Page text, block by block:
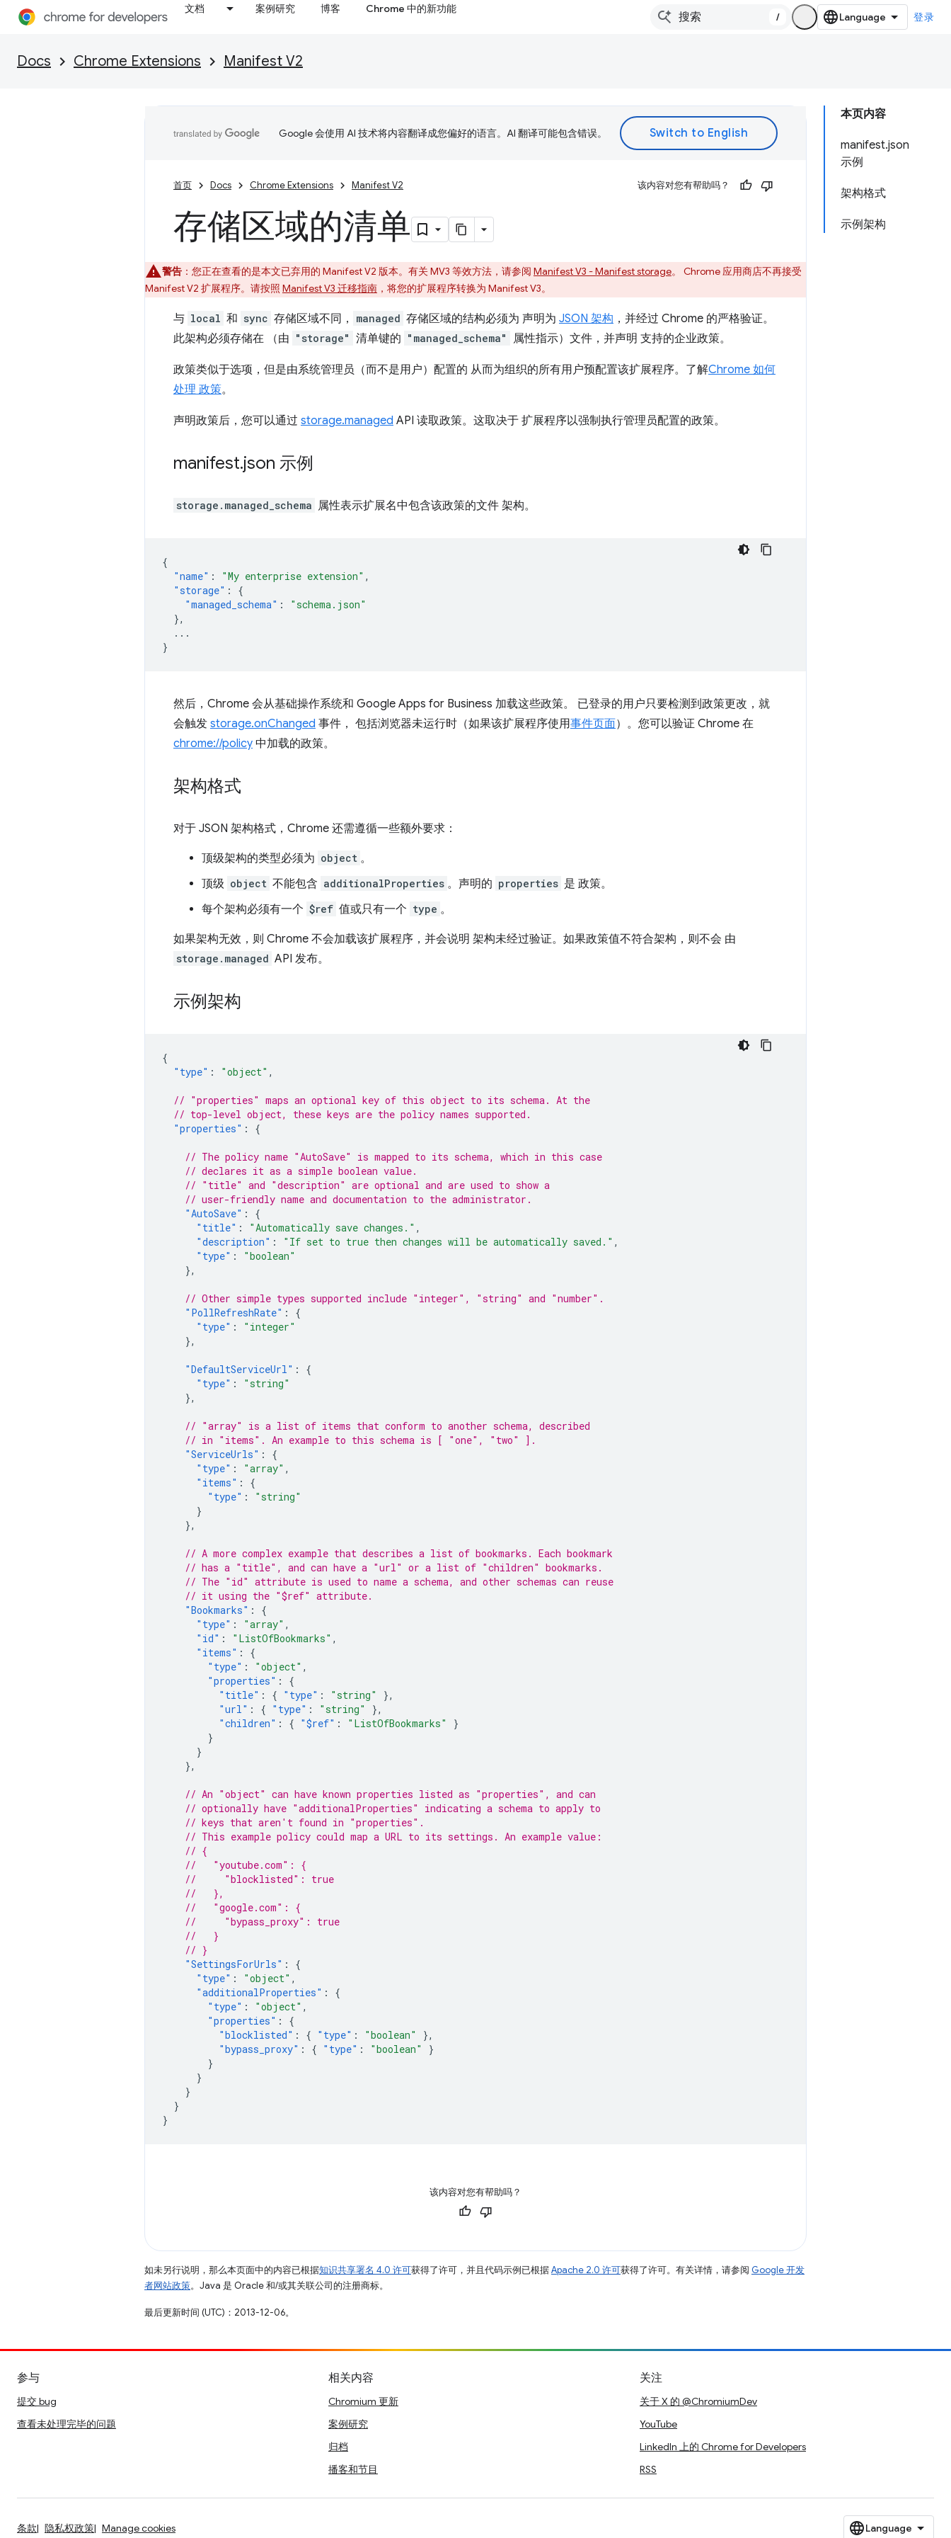
文档 案例研究 博客 Chrome 中的新功能
/ 登录
Docs Chrome Extensions Manifest V2
本页内容
manifest.json
示例
架构格式
示例架构
Google 会使用 AI 技术将内容翻译成您偏好的语言。AI 翻译可能包含错误。
首页 Docs Chrome Extensions Manifest V2 该内容对您有帮助吗？
存储区域的清单
警告 ：您正在查看的是本文已弃用的 Manifest V2 版本。有关 MV3 等效方法，请参阅 Manifest V3 - Manifest storage。 Chrome 应用商店不再接受
Manifest V2 扩展程序。请按照 Manifest V3 迁移指南 ，将您的扩展程序转换为 Manifest V3。
与 local 和 sync 存储区域不同， managed 存储区域的结构必须为 声明为 JSON 架构 ，并经过 Chrome 的严格验证。
此架构必须存储在 （由 "storage" 清单键的 "managed_schema" 属性指示）文件，并声明 支持的企业政策。
政策类似于选项，但是由系统管理员（而不是用户）配置的 从而为组织的所有用户预配置该扩展程序。了解Chrome 如何
处理 政策。
声明政策后，您可以通过 storage.managed API 读取政策。这取决于 扩展程序以强制执行管理员配置的政策。
manifest.json 示例
storage.managed_schema 属性表示扩展名中包含该政策的文件 架构。
{
"name" : "My enterprise extension" ,
"storage" :
{
"managed_schema" :
"schema.json"
},
...
}
然后，Chrome 会从基础操作系统和 Google Apps for Business 加载这些政策。 已登录的用户只要检测到政策更改，就
会触发 storage.onChanged 事件， 包括浏览器未运行时（如果该扩展程序使用事件页面）。您可以验证 Chrome 在
chrome://policy 中加载的政策。
架构格式
对于 JSON 架构格式，Chrome 还需遵循一些额外要求：
顶级架构的类型必须为 object 。
顶级 object 不能包含 additionalProperties 。声明的 properties 是 政策。
每个架构必须有一个 $ref 值或只有一个 type 。
如果架构无效，则 Chrome 不会加载该扩展程序，并会说明 架构未经过验证。如果政策值不符合架构，则不会 由
storage.managed API 发布。
示例架构
{
"type" : "object" ,
// "properties" maps an optional key of this object to its schema. At the
// top-level object, these keys are the policy names supported.
"properties" : {
// The policy name "AutoSave" is mapped to its schema, which in this case
// declares it as a simple boolean value.
// "title" and "description" are optional and are used to show a
// user-friendly name and documentation to the administrator.
"AutoSave" :
{
"title" : "Automatically save changes." ,
"description" : "If set to true then changes will be automatically saved." ,
"type" :
"boolean"
},
// Other simple types supported include "integer", "string" and "number".
"PollRefreshRate" :
{
"type" :
"integer"
},
"DefaultServiceUrl" :
{
"type" :
"string"
},
// "array" is a list of items that conform to another schema, described
// in "items". An example to this schema is [ "one", "two" ].
"ServiceUrls" :
{
"type" : "array" ,
"items" :
{
"type" :
"string"
}
},
// A more complex example that describes a list of bookmarks. Each bookmark
// has a "title", and can have a "url" or a list of "children" bookmarks.
// The "id" attribute is used to name a schema, and other schemas can reuse
// it using the "$ref" attribute.
"Bookmarks" :
{
"type" : "array" ,
"id" : "ListOfBookmarks" ,
"items" :
{
"type" : "object" ,
"properties" :
{
"title" : { "type" : "string"
},
"url" : { "type" : "string"
},
"children" : { "$ref" : "ListOfBookmarks"
}
}
}
},
// An "object" can have known properties listed as "properties", and can
// optionally have "additionalProperties" indicating a schema to apply to
// keys that aren't found in "properties".
// This example policy could map a URL to its settings. An example value:
// {
//   "youtube.com": {
//     "blocklisted": true
//   },
//   "google.com": {
//     "bypass_proxy": true
//   }
// }
"SettingsForUrls" :
{
"type" : "object" ,
"additionalProperties" :
{
"type" : "object" ,
"properties" :
{
"blocklisted" : { "type" : "boolean"
},
"bypass_proxy" : { "type" : "boolean"
}
}
}
}
}
}
该内容对您有帮助吗？
如未另行说明，那么本页面中的内容已根据知识共享署名 4.0 许可获得了许可，并且代码示例已根据Apache 2.0 许可获得了许可。有关详情，请参阅 Google 开发
者网站政策。Java 是 Oracle 和/或其关联公司的注册商标。
最后更新时间 (UTC)：2013-12-06。
参与
提交 bug
查看未处理完毕的问题
相关内容
Chromium 更新
案例研究
归档
播客和节目
关注
关于 X 的 @ChromiumDev
YouTube
LinkedIn 上的 Chrome for Developers
RSS
条款 隐私权政策 Manage cookies